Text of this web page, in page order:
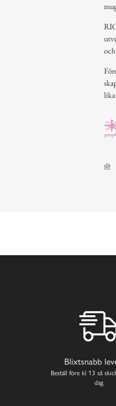
lika
Blixtsnabb
Beställ före kl 13 så
dag.